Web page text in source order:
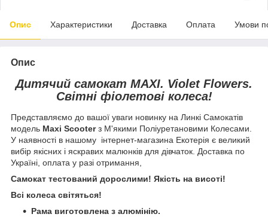
Опис Характеристики Доставка Оплата Умови
Опис
Дитячий самокат MAXI. Violet Flowers.
Світні фіолетові колеса!
Представляємо до вашої уваги новинку на Линкі Самокатів
модель Maxi Scooterз М'якими Поліуретановими Колесами.
У наявності в нашому інтернет-магазина Екотерія є великий
вибір якісних і яскравих малюнків для дівчаток. Доставка по
Україні, оплата у разі отримання,
Самокат тестований дорослими! Якість на висоті!
Всі колеса світяться!
Рама виготовлена з алюмінію.